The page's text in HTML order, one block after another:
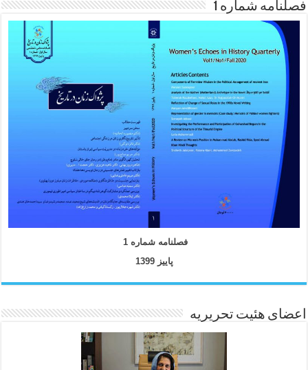
فصلنامه شماره 1
فصلنامه شماره 1
پاییز 1399
اعضای هئیت تحریریه